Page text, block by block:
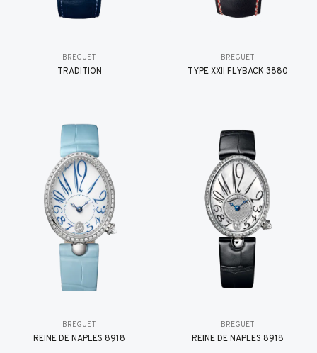
BREGUET
TRADITION
BREGUET
TYPE XXII FLYBACK 3880
BREGUET
REINE DE NAPLES 8918
BREGUET
REINE DE NAPLES 8918